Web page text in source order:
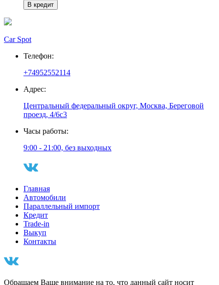
В кредит
Car Spot
Телефон:
+74952552114
Адрес:
Центральный федеральный округ, Москва, Береговой
проезд, 4/6с3
Часы работы:
9:00 - 21:00, без выходных
Главная
Автомобили
Параллельный импорт
Кредит
Trade-in
Выкуп
Контакты
Обращаем Ваше внимание на то, что данный сайт носит